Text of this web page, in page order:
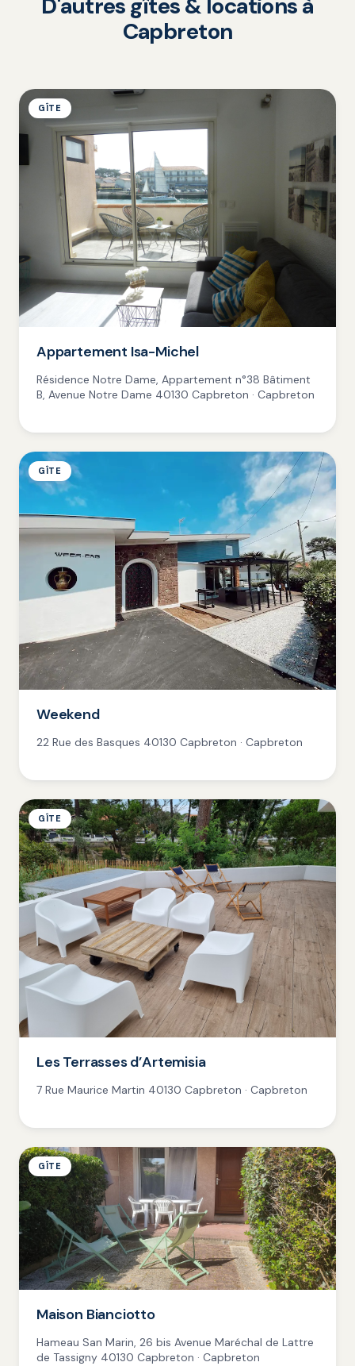
D'autres gîtes & locations à
Capbreton
GÎTE
Appartement Isa-Michel
Résidence Notre Dame, Appartement n°38 Bâtiment
B, Avenue Notre Dame 40130 Capbreton · Capbreton
GÎTE
Weekend
22 Rue des Basques 40130 Capbreton · Capbreton
GÎTE
Les Terrasses d’Artemisia
7 Rue Maurice Martin 40130 Capbreton · Capbreton
GÎTE
Maison Bianciotto
Hameau San Marin, 26 bis Avenue Maréchal de Lattre
de Tassigny 40130 Capbreton · Capbreton